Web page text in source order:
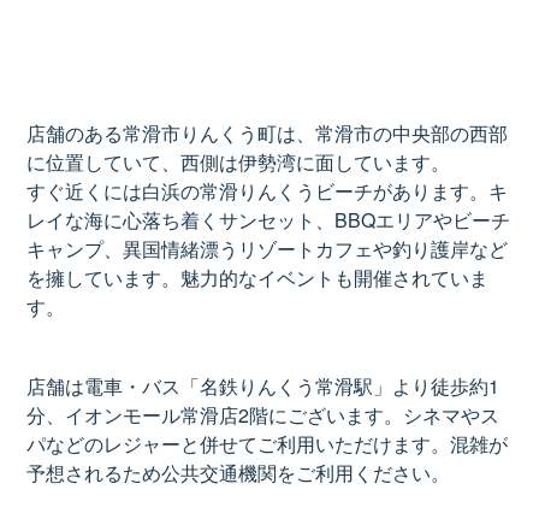
店舗のある常滑市りんくう町は、常滑市の中央部の西部
に位置していて、西側は伊勢湾に面しています。
すぐ近くには白浜の常滑りんくうビーチがあります。キ
レイな海に心落ち着くサンセット、BBQエリアやビーチ
キャンプ、異国情緒漂うリゾートカフェや釣り護岸など
を擁しています。魅力的なイベントも開催されていま
す。
店舗は電車・バス「名鉄りんくう常滑駅」より徒歩約1
分、イオンモール常滑店2階にございます。シネマやス
パなどのレジャーと併せてご利用いただけます。混雑が
予想されるため公共交通機関をご利用ください。